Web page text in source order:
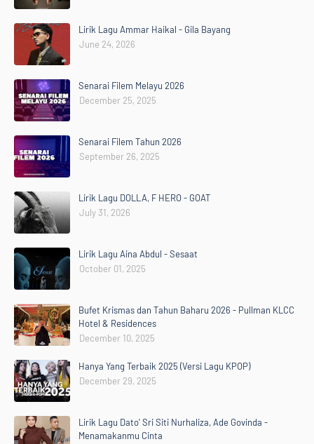
Lirik Lagu Ammar Haikal - Gila Bayang
June 24, 2026
Senarai Filem Melayu 2026
December 25, 2025
Senarai Filem Tahun 2026
September 26, 2025
Lirik Lagu DOLLA, F HERO - GOAT
July 31, 2026
Lirik Lagu Aina Abdul - Sesaat
October 01, 2025
Bufet Krismas dan Tahun Baharu 2026 - Pullman KLCC
Hotel & Residences
December 10, 2025
Hanya Yang Terbaik 2025 (Versi Lagu KPOP)
December 29, 2025
Lirik Lagu Dato' Sri Siti Nurhaliza, Ade Govinda -
Menamakanmu Cinta